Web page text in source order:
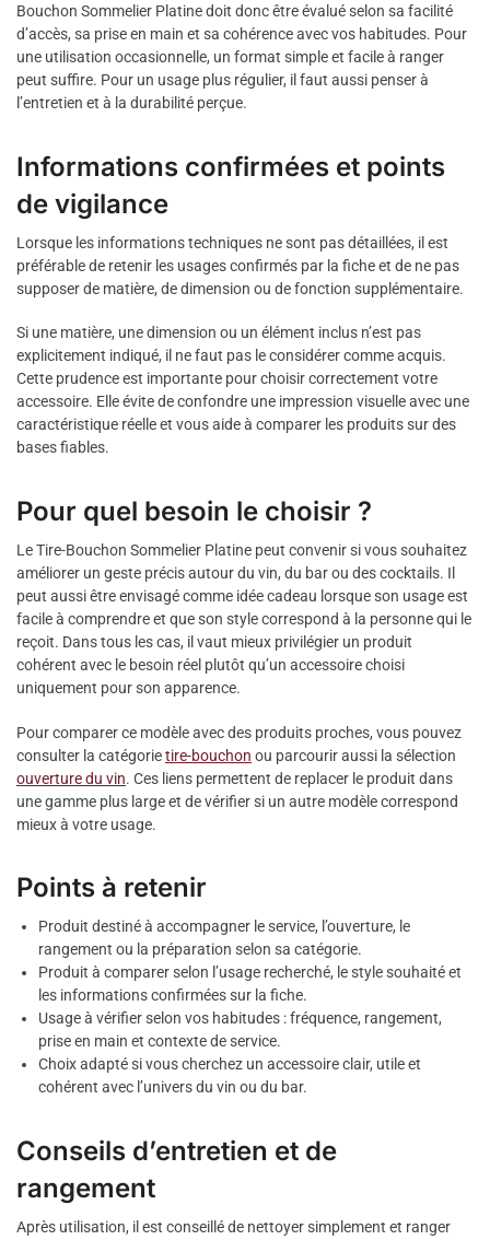
Bouchon Sommelier Platine doit donc être évalué selon sa facilité
d’accès, sa prise en main et sa cohérence avec vos habitudes. Pour
une utilisation occasionnelle, un format simple et facile à ranger
peut suffire. Pour un usage plus régulier, il faut aussi penser à
l’entretien et à la durabilité perçue.
Informations confirmées et points
de vigilance
Lorsque les informations techniques ne sont pas détaillées, il est
préférable de retenir les usages confirmés par la fiche et de ne pas
supposer de matière, de dimension ou de fonction supplémentaire.
Si une matière, une dimension ou un élément inclus n’est pas
explicitement indiqué, il ne faut pas le considérer comme acquis.
Cette prudence est importante pour choisir correctement votre
accessoire. Elle évite de confondre une impression visuelle avec une
caractéristique réelle et vous aide à comparer les produits sur des
bases fiables.
Pour quel besoin le choisir ?
Le Tire-Bouchon Sommelier Platine peut convenir si vous souhaitez
améliorer un geste précis autour du vin, du bar ou des cocktails. Il
peut aussi être envisagé comme idée cadeau lorsque son usage est
facile à comprendre et que son style correspond à la personne qui le
reçoit. Dans tous les cas, il vaut mieux privilégier un produit
cohérent avec le besoin réel plutôt qu’un accessoire choisi
uniquement pour son apparence.
Pour comparer ce modèle avec des produits proches, vous pouvez
consulter la catégorietire-bouchon ou parcourir aussi la sélection
ouverture du vin. Ces liens permettent de replacer le produit dans
une gamme plus large et de vérifier si un autre modèle correspond
mieux à votre usage.
Points à retenir
Produit destiné à accompagner le service, l’ouverture, le
rangement ou la préparation selon sa catégorie.
Produit à comparer selon l’usage recherché, le style souhaité et
les informations confirmées sur la fiche.
Usage à vérifier selon vos habitudes : fréquence, rangement,
prise en main et contexte de service.
Choix adapté si vous cherchez un accessoire clair, utile et
cohérent avec l’univers du vin ou du bar.
Conseils d’entretien et de
rangement
Après utilisation, il est conseillé de nettoyer simplement et ranger